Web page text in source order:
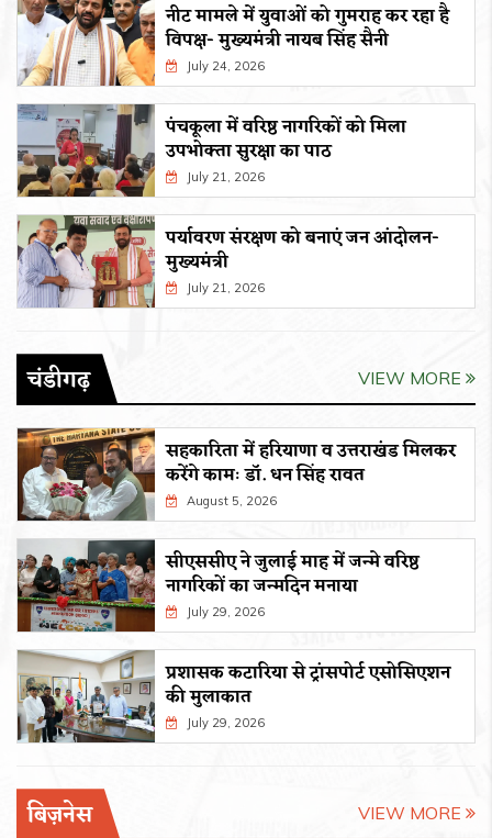
नीट मामले में युवाओं को गुमराह कर रहा है
विपक्ष- मुख्यमंत्री नायब सिंह सैनी
July 24, 2026
पंचकूला में वरिष्ठ नागरिकों को मिला
उपभोक्ता सुरक्षा का पाठ
July 21, 2026
पर्यावरण संरक्षण को बनाएं जन आंदोलन-
मुख्यमंत्री
July 21, 2026
चंडीगढ़ VIEW MORE
सहकारिता में हरियाणा व उत्तराखंड मिलकर
करेंगे कामः डाॅ. धन सिंह रावत
August 5, 2026
सीएससीए ने जुलाई माह में जन्मे वरिष्ठ
नागरिकों का जन्मदिन मनाया
July 29, 2026
प्रशासक कटारिया से ट्रांसपोर्ट एसोसिएशन
की मुलाकात
July 29, 2026
बिज़नेस VIEW MORE